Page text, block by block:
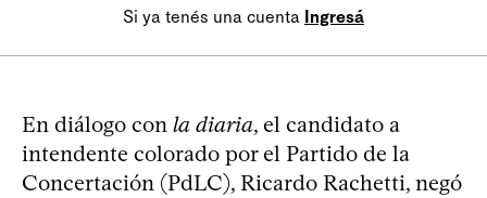
Si ya tenés una cuenta Ingresá
En diálogo con la diaria, el candidato a
intendente colorado por el Partido de la
Concertación (PdLC), Ricardo Rachetti, negó